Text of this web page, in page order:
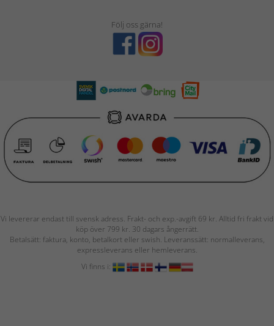
Följ oss gärna!
Vi levererar endast till svensk adress. Frakt- och exp.-avgift 69 kr. Alltid fri frakt vid
köp över 799 kr. 30 dagars ångerrätt.
Betalsätt: faktura, konto, betalkort eller swish. Leveranssätt: normalleverans,
expressleverans eller hemleverans.
Vi finns i: